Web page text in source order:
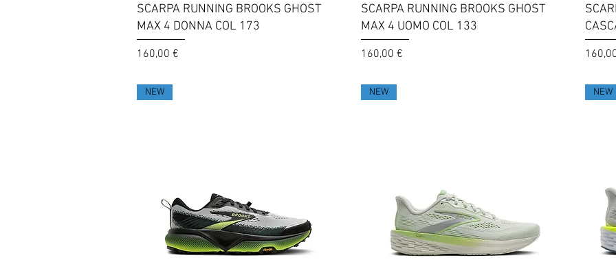
Vista rapida
SCARPA RUNNING BROOKS GHOST
MAX 4 DONNA COL 173
Prezzo
160,00 €
Vista rapida
SCARPA RUNNING BROOKS GHOST
MAX 4 UOMO COL 133
Prezzo
160,00 € Prezzo
NEW NEW NEW